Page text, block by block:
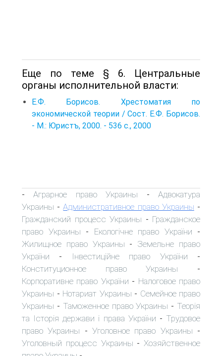
Еще по теме § 6. Центральные
органы исполнительной власти:
Е.Ф. Борисов. Хрестоматия по
экономической теории / Сост. Е.Ф. Борисов.
- М.: Юристъ, 2000. - 536 с., 2000
-Аграрное право Украины -Адвокатура
Украины -Административное право Украины -
Гражданский процесс Украины - Гражданское
право Украины - Екологічне право України -
Жилищное право Украины - Земельне право
України - Інвестиційне право України -
Конституционное право Украины -
Корпоративне право України - Налоговое право
Украины - Нотариат Украины - Семейное право
Украины - Таможенное право Украины - Теорія
та Історія держави і права України - Трудовое
право Украины -Уголовное право Украины -
Уголовный процесс Украины - Хозяйственное